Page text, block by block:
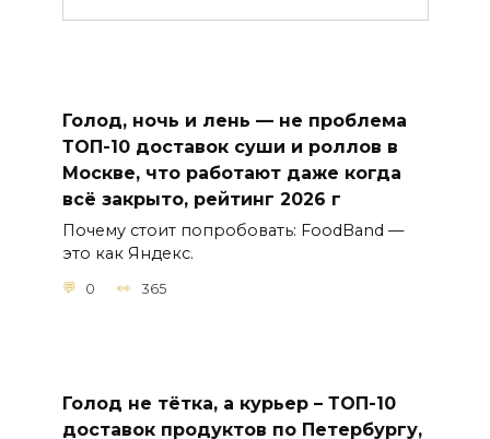
Голод, ночь и лень — не проблема
ТОП-10 доставок суши и роллов в
Москве, что работают даже когда
всё закрыто, рейтинг 2026 г
Почему стоит попробовать: FoodBand —
это как Яндекс.
0 365
Голод не тётка, а курьер – ТОП-10
доставок продуктов по Петербургу,